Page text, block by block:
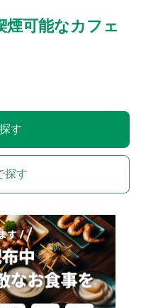
煙可能なカフェ
す
探す